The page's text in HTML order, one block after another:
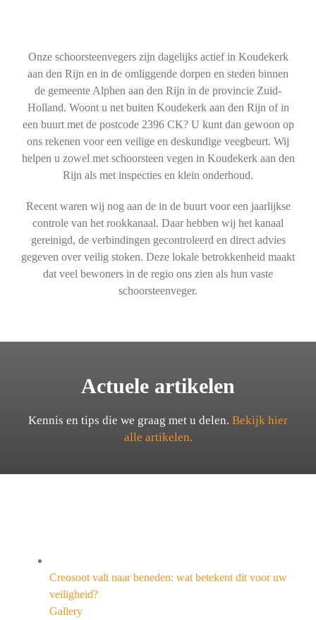
Onze schoorsteenvegers zijn dagelijks actief in Koudekerk
aan den Rijn en in de omliggende dorpen en steden binnen
de gemeente Alphen aan den Rijn in de provincie Zuid-
Holland. Woont u net buiten Koudekerk aan den Rijn of in
een buurt met de postcode 2396 CK? U kunt dan gewoon op
ons rekenen voor een veilige en deskundige veegbeurt. Wij
helpen u zowel met schoorsteen vegen in Koudekerk aan den
Rijn als met inspecties en klein onderhoud.
Recent waren wij nog aan de in de buurt voor een jaarlijkse
controle van het rookkanaal. Daar hebben wij het kanaal
gereinigd, de verbindingen gecontroleerd en direct advies
gegeven over veilig stoken. Deze lokale betrokkenheid maakt
dat veel bewoners in de regio ons zien als hun vaste
schoorsteenveger.
Actuele artikelen
Kennis en tips die we graag met u delen. Bekijk hier
alle artikelen.
Creosoot valt naar beneden: wat betekent dit voor uw
veiligheid?
Gallery